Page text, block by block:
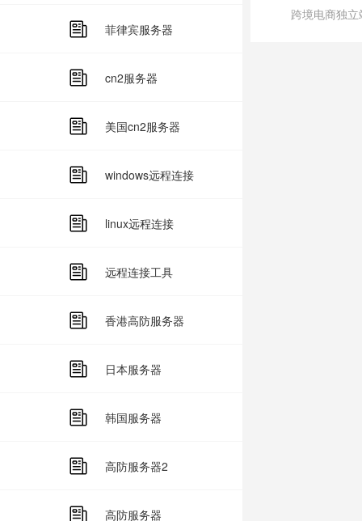
菲律宾服务器
cn2服务器
美国cn2服务器
windows远程连接
linux远程连接
远程连接工具
香港高防服务器
日本服务器
韩国服务器
高防服务器2
高防服务器
跨境电商独